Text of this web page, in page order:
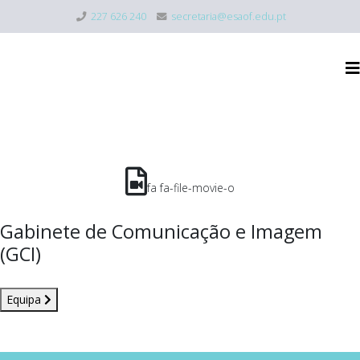
227 626 240 secretaria@esaof.edu.pt
fa fa-file-movie-o
Gabinete de Comunicação e Imagem
(GCI)
Equipa